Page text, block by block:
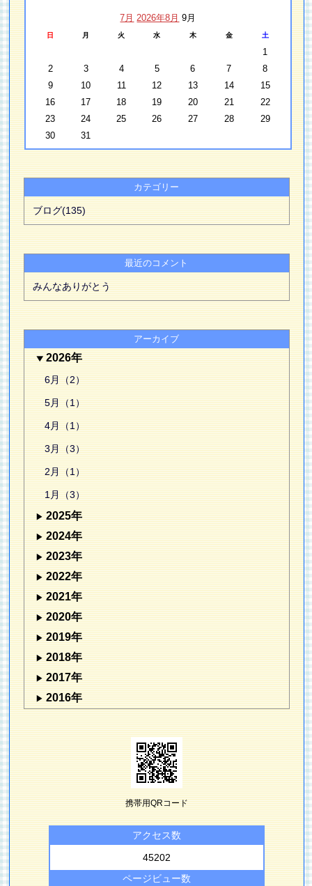
7月 2026年8月 9月
日 月 火 水 木 金 土
1
2
3 4 5 6 7
8
9
10 11 12 13 14
15
16
17 18 19 20 21
22
23
24 25 26 27 28
29
30
31
カテゴリー
ブログ(135)
最近のコメント
みんなありがとう
アーカイブ
2026年
6月（2）
5月（1）
4月（1）
3月（3）
2月（1）
1月（3）
2025年
2024年
2023年
2022年
2021年
2020年
2019年
2018年
2017年
2016年
携帯用QRコード
アクセス数
45202
ページビュー数